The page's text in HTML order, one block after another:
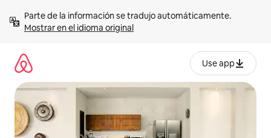
contenidoMostrar en el idioma original
Use app